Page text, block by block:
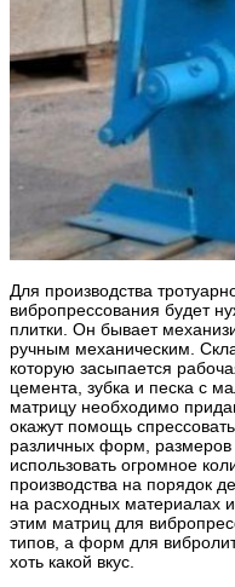
Для производства
вибропрессования будет
плитки. Он бывает
ручным механическим.
которую засыпается
цемента, зубка и песка с
матрицу необходимо
окажут помощь
различных форм, размеров
использовать огромное
производства на порядок
на расходных материалах
этим матриц для
типов, а форм для
хоть какой вкус.